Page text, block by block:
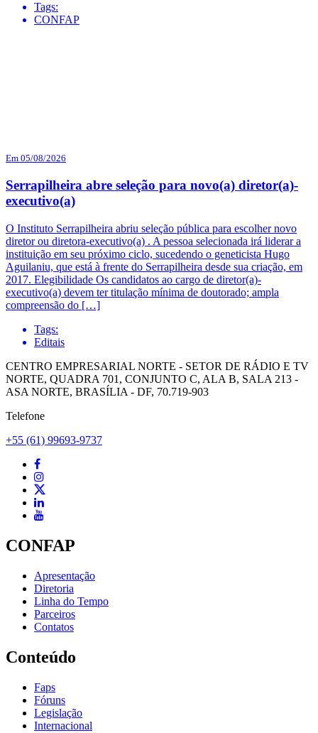
Tags:
CONFAP
Em 05/08/2026
Serrapilheira abre seleção para novo(a) diretor(a)-
executivo(a)
O Instituto Serrapilheira abriu seleção pública para escolher novo
diretor ou diretora-executivo(a) . A pessoa selecionada irá liderar a
instituição em seu próximo ciclo, sucedendo o geneticista Hugo
Aguilaniu, que está à frente do Serrapilheira desde sua criação, em
2017. Elegibilidade Os candidatos ao cargo de diretor(a)-
executivo(a) devem ter titulação mínima de doutorado; ampla
compreensão do […]
Tags:
Editais
CENTRO EMPRESARIAL NORTE - SETOR DE RÁDIO E TV
NORTE, QUADRA 701, CONJUNTO C, ALA B, SALA 213 -
ASA NORTE, BRASÍLIA - DF, 70.719-903
Telefone
+55 (61) 99693-9737
CONFAP
Apresentação
Diretoria
Linha do Tempo
Parceiros
Contatos
Conteúdo
Faps
Fóruns
Legislação
Internacional